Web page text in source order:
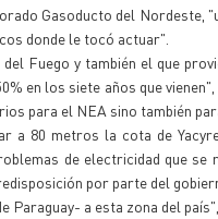
Gasoducto del Nordeste,
donde le tocó actuar".
Fuego y también el que
en los siete años que
para el NEA sino también
80 metros la cota de
de electricidad que
por parte del
a esta zona del